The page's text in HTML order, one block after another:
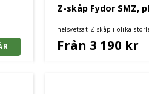
Z-skåp Fydor SMZ,
helsvetsat Z-skåp i olika
Från 3 190 kr